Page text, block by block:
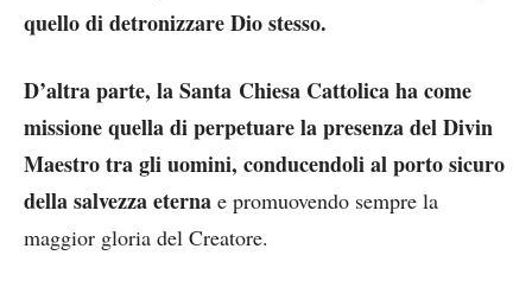
quello di detronizzare Dio stesso.
D’altra parte, la Santa Chiesa Cattolica ha come
missione quella di perpetuare la presenza del Divin
Maestro tra gli uomini, conducendoli al porto sicuro
della salvezza eterna e promuovendo sempre la
maggior gloria del Creatore.